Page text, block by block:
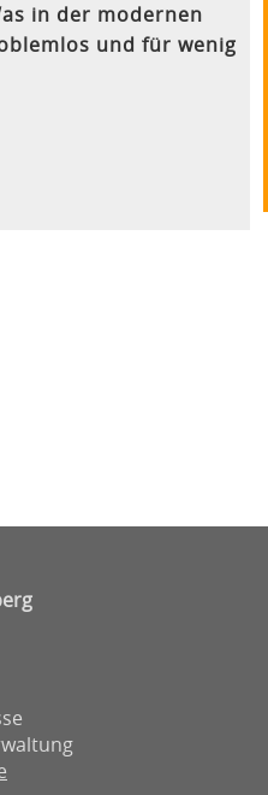
in der modernen
und für wenig